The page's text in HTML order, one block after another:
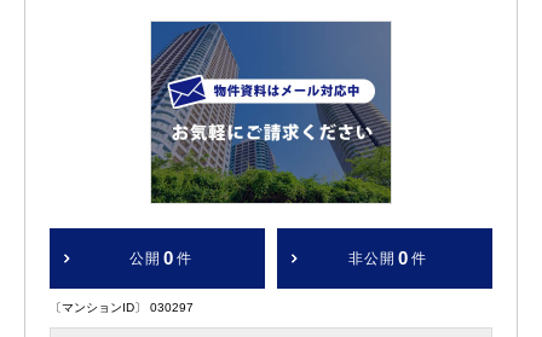
公開 0 件 非公開 0 件
〔マンションID〕 030297